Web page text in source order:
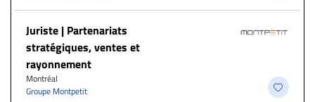
Juriste | Partenariats
stratégiques, ventes et
rayonnement
Montréal
Groupe Montpetit